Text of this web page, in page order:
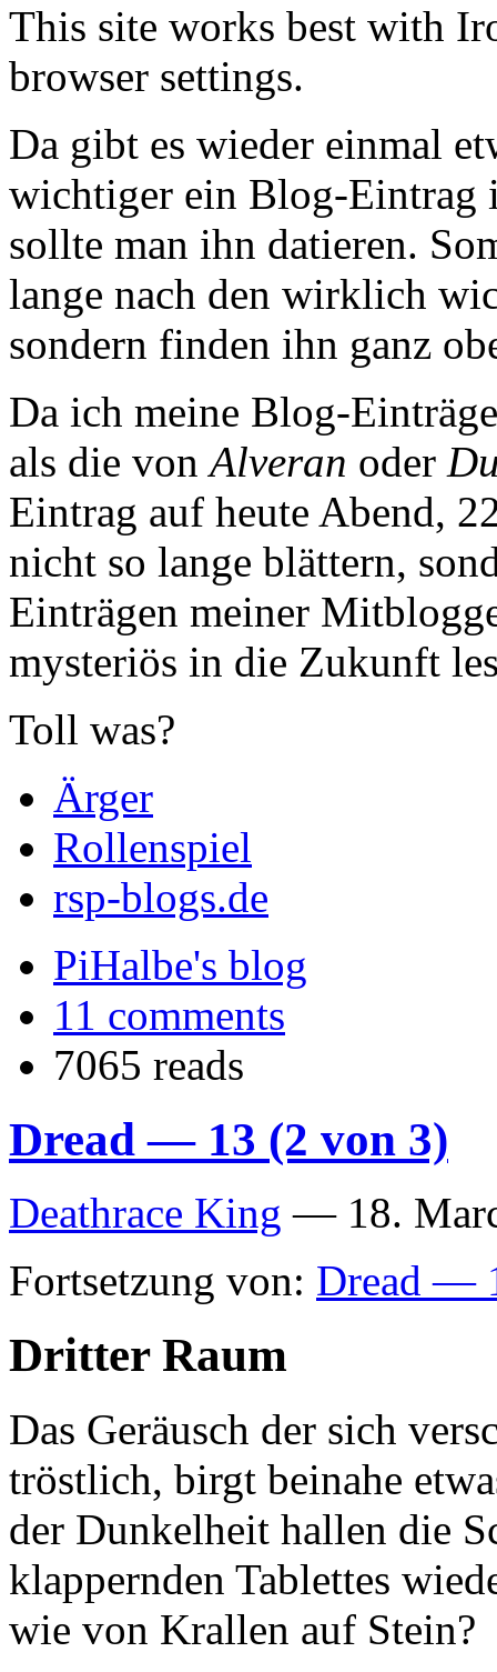
This site works best with
browser settings.
Da gibt es wieder einmal
wichtiger ein Blog-Eintrag
sollte man ihn datieren.
lange nach den wirklich
sondern finden ihn ganz
Da ich meine Blog-
als die von Alveran oder
Eintrag auf heute Abend,
nicht so lange blättern,
Einträgen meiner
mysteriös in die Zukunft
Toll was?
Ärger
Rollenspiel
rsp-blogs.de
PiHalbe's blog
11 comments
7065 reads
Dread — 13 (2 von 3)
Deathrace King — 18.
Fortsetzung von: Dread —
Dritter Raum
Das Geräusch der sich
tröstlich, birgt beinahe
der Dunkelheit hallen die
klappernden Tablettes
wie von Krallen auf Stein?